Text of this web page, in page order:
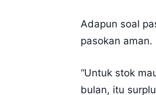
Adapun soal
pasokan aman.
“Untuk stok
bulan, itu